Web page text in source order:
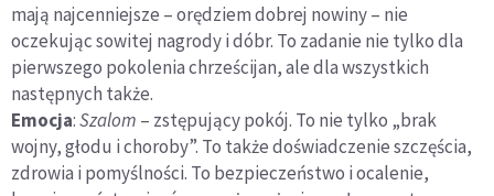
mają najcenniejsze – orędziem dobrej nowiny – nie
oczekując sowitej nagrody i dóbr. To zadanie nie tylko dla
pierwszego pokolenia chrześcijan, ale dla wszystkich
następnych także.
Emocja:Szalom – zstępujący pokój. To nie tylko „brak
wojny, głodu i choroby”. To także doświadczenie szczęścia,
zdrowia i pomyślności. To bezpieczeństwo i ocalenie,